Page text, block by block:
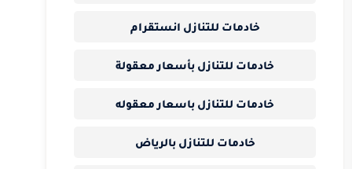
خادمات للتنازل انستقرام
خادمات للتنازل بأسعار معقولة
خادمات للتنازل باسعار معقوله
خادمات للتنازل بالرياض